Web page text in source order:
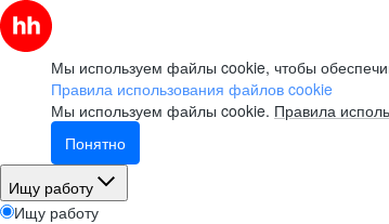
Мы используем файлы cookie, чтобы
Правила использования файлов cookie
Мы используем файлы cookie. Правила
Понятно
Ищу работу
Ищу работу